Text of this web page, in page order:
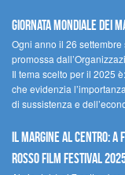
Giornata Mondiale dei
Ogni anno il 26
promossa
Il tema scelto per il 2025
che evidenzia
di sussistenza e
Il margine al centro: a
Rosso Film Festival